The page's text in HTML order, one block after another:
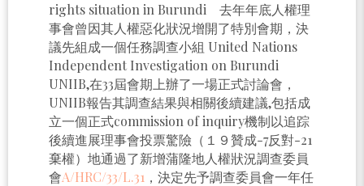
rights situation in Burundi 去年年底人權理
事會曾因其人權惡化狀況增開了特別會期，決
議先組成一個任務調查小組 United Nations
Independent Investigation on Burundi
UNIIB,在33屆會期上辦了一場正式討論會，
UNIIB報告其調查結果與相關後續建議,包括成
立一個正式commission of inquiry機制以追踪
後續進展理事會投票驚險（１９贊成-7反對-21
棄權）地通過了新增蒲隆地人權狀況調查委員
會A/HRC/33/L.31 ，決定先予調查委員會一年任